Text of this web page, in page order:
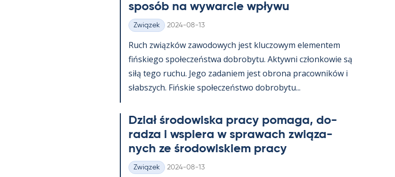
sposób na wywarcie wpływu
Kategorie
Związek Kirjoitettu
2024-08-13
Ruch związków zawo­dowych jest kluczowym ele­men­tem
fińs­kiego społeczeństwa do­bro­bytu. Ak­tywni człon­kowie są
siłą tego ruchu. Jego za­da­niem jest obrona pracow­ników i
słabszych. Fińs­kie społeczeństwo do­bro­bytu...
Dział śro­dowiska pracy po­maga, do­
radza i ws­piera w sprawach związa­
nych ze śro­dowis­kiem pracy
Kategorie
Związek Kirjoitettu
2024-08-13